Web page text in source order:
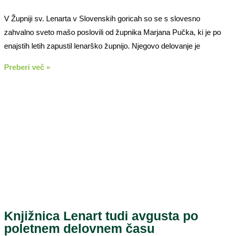
V Župniji sv. Lenarta v Slovenskih goricah so se s slovesno
zahvalno sveto mašo poslovili od župnika Marjana Pučka, ki je po
enajstih letih zapustil lenarško župnijo. Njegovo delovanje je
Preberi več »
Knjižnica Lenart tudi avgusta po
poletnem delovnem času